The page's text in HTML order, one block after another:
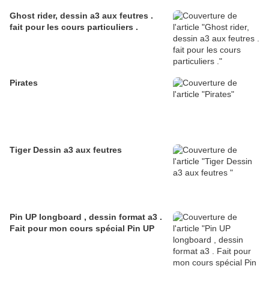
Ghost rider, dessin a3 aux feutres .
fait pour les cours particuliers .
Pirates
Tiger Dessin a3 aux feutres
Pin UP longboard , dessin format a3 .
Fait pour mon cours spécial Pin UP